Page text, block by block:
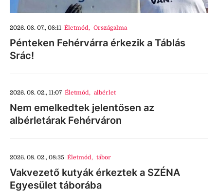
2026. 08. 07., 08:11 Életmód, Országalma
Pénteken Fehérvárra érkezik a Táblás
Srác!
2026. 08. 02., 11:07 Életmód, albérlet
Nem emelkedtek jelentősen az
albérletárak Fehérváron
2026. 08. 02., 08:35 Életmód, tábor
Vakvezető kutyák érkeztek a SZÉNA
Egyesület táborába